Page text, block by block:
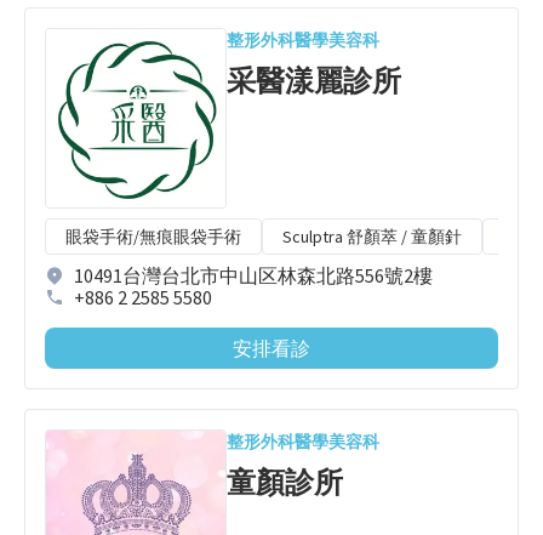
整形外科醫學美容科
采醫漾麗診所
眼袋手術/無痕眼袋手術 Sculptra 舒顏萃 / 童顏針
10491台灣台北市中山区林森北路556號2樓
+886 2 2585 5580
安排看診
整形外科醫學美容科
童顏診所